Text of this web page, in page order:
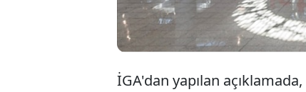
İGA'dan yapılan açıklamada,